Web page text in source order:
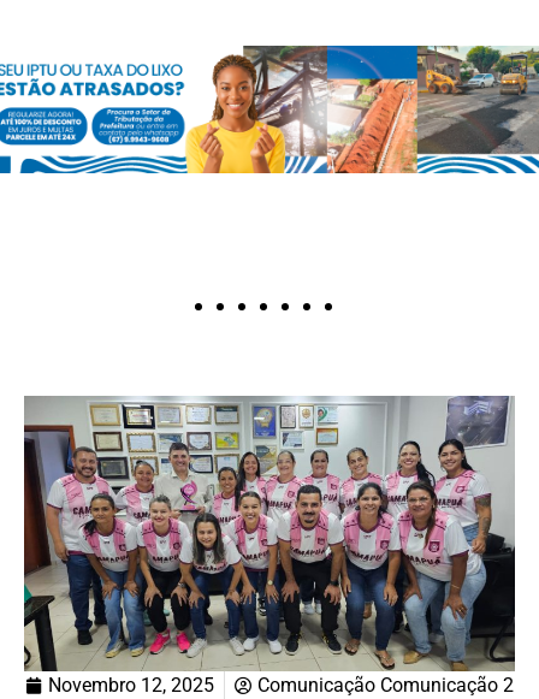
Novembro 12, 2025 Comunicação Comunicação 2